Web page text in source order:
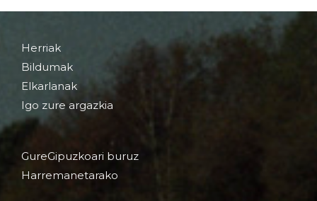
Herriak
Bildumak
Elkarlanak
Igo zure argazkia
GureGipuzkoari buruz
Harremanetarako